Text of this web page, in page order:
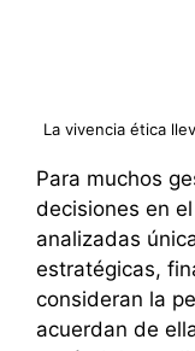
La vivencia ética
Para muchos
decisiones en
analizadas
estratégicas,
consideran la
acuerdan de